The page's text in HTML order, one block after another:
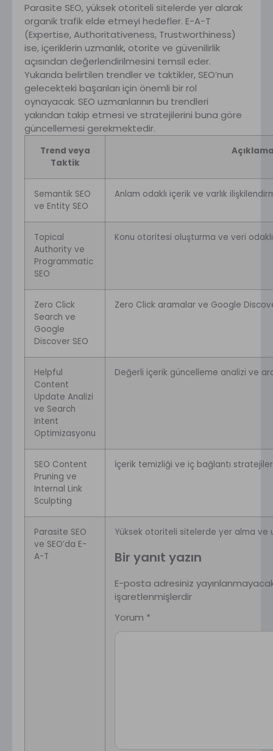
Parasite SEO, yüksek otoriteli sitelerde yer alarak
organik trafik elde etmeyi hedefler. E-A-T
(Expertise, Authoritativeness, Trustworthiness)
ise, içeriklerin uzmanlık, otorite ve güvenilirlik
açısından değerlendirilmesini temsil eder.
Yukarıda belirtilen trendler ve taktikler, SEO’nun
gelecekteki başarıları için önemli bir rol
oynayacak. SEO uzmanlarının bu trendleri
yakından takip etmesi ve stratejilerini buna göre
güncellemesi gerekmektedir.
Trend veya
Taktik
Semantik SEO
ve Entity SEO
Anlam odaklı içerik ve varlık
Topical
Authority ve
Programmatic
SEO
Konu otoritesi oluşturma ve veri
Zero Click
Search ve
Google
Discover SEO
Zero Click aramalar ve Google
Helpful
Content
Update Analizi
ve Search
Intent
Optimizasyonu
Değerli içerik güncelleme analizi ve
SEO Content
Pruning ve
Internal Link
Sculpting
İçerik temizliği ve iç bağlantı
Parasite SEO
ve SEO’da E-
A-T
Yüksek otoriteli sitelerde yer alma ve
Bir yanıt yazın
E-posta adresiniz
işaretlenmişlerdir
Yorum *